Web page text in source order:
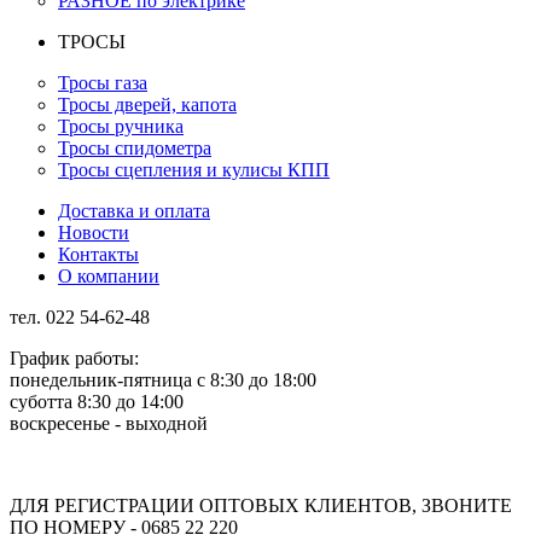
ТРОСЫ
Тросы газа
Тросы дверей, капота
Тросы ручника
Тросы спидометра
Тросы сцепления и кулисы КПП
Доставка и оплата
Новости
Контакты
О компании
тел. 022 54-62-48
График работы:
понедельник-пятница с 8:30 до 18:00
суботта 8:30 до 14:00
воскресенье - выходной
ДЛЯ РЕГИСТРАЦИИ ОПТОВЫХ КЛИЕНТОВ, ЗВОНИТЕ
ПО НОМЕРУ - 0685 22 220